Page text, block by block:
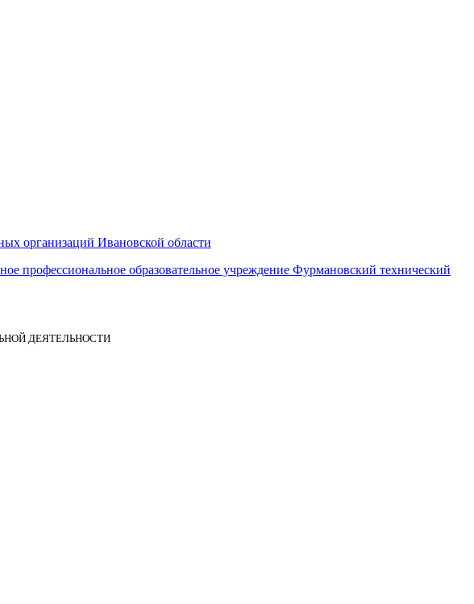
организаций Ивановской области
профессиональное образовательное учреждение Фурмановский технический
ДЕЯТЕЛЬНОСТИ